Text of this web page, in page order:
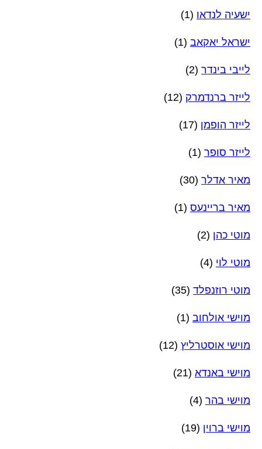
ישעיה לנדאו (1)
ישראל יאקאב (1)
לייבי בינדר (2)
לייזר ברנדמרק (12)
לייזר הופמן (17)
לייזר סופר (1)
מאיר אדלר (30)
מאיר בריינעס (1)
מוטי כהן (2)
מוטי לוי (4)
מוטי רוזנפלד (35)
מוישי אולחוב (1)
מוישי אוסטרליץ (12)
מוישי באנדא (21)
מוישי בהר (4)
מוישי ברוין (19)